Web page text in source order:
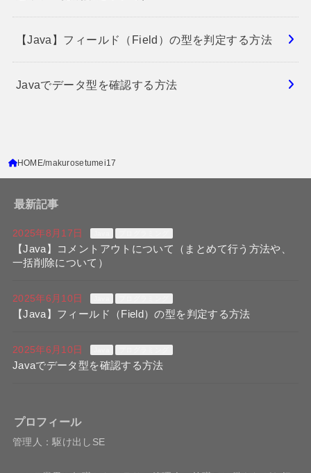
【Java】フィールド（Field）の型を判定する方法
Javaでデータ型を確認する方法
HOME makurosetumei17
最新記事
2025年8月17日
【Java】コメントアウトについて（まとめて行う方法や、
一括削除について）
2025年6月10日
【Java】フィールド（Field）の型を判定する方法
2025年6月10日
Javaでデータ型を確認する方法
プロフィール
管理人：駆け出しSE